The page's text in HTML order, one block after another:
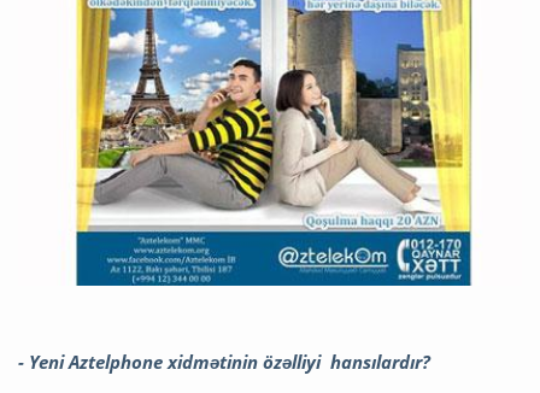
- Yeni Aztelphone xidmətinin özəlliyi hansılardır?